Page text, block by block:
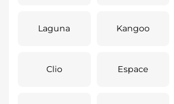
Laguna Kangoo
Clio Espace